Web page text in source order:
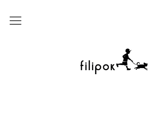
Sommermarkt
New In